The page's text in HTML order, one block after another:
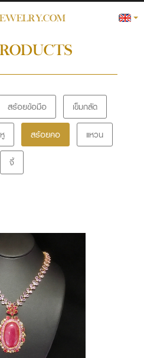
สร้อยข้อมือ เข็มกลัด
สร้อยคอ แหวน
จี้